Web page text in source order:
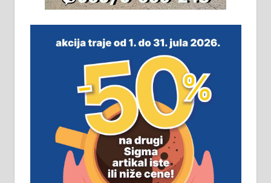
На продају легализована, нова,
м2 са плацем од 8 ари у Зеленом
виру у Алексинцу. Могућа
замена. 064/21-63-584
ПОСЛОВНИ ОГЛАСИ
Рудник и флотација Рудник
д.о.о. Рудник запошљава 20
помоћника рудара. Услови:
Основна школа, пожељно радно